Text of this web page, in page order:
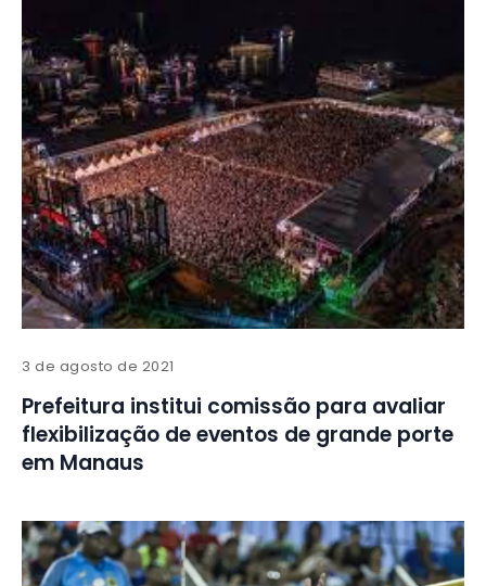
3 de agosto de 2021
Prefeitura institui comissão para avaliar
flexibilização de eventos de grande porte
em Manaus